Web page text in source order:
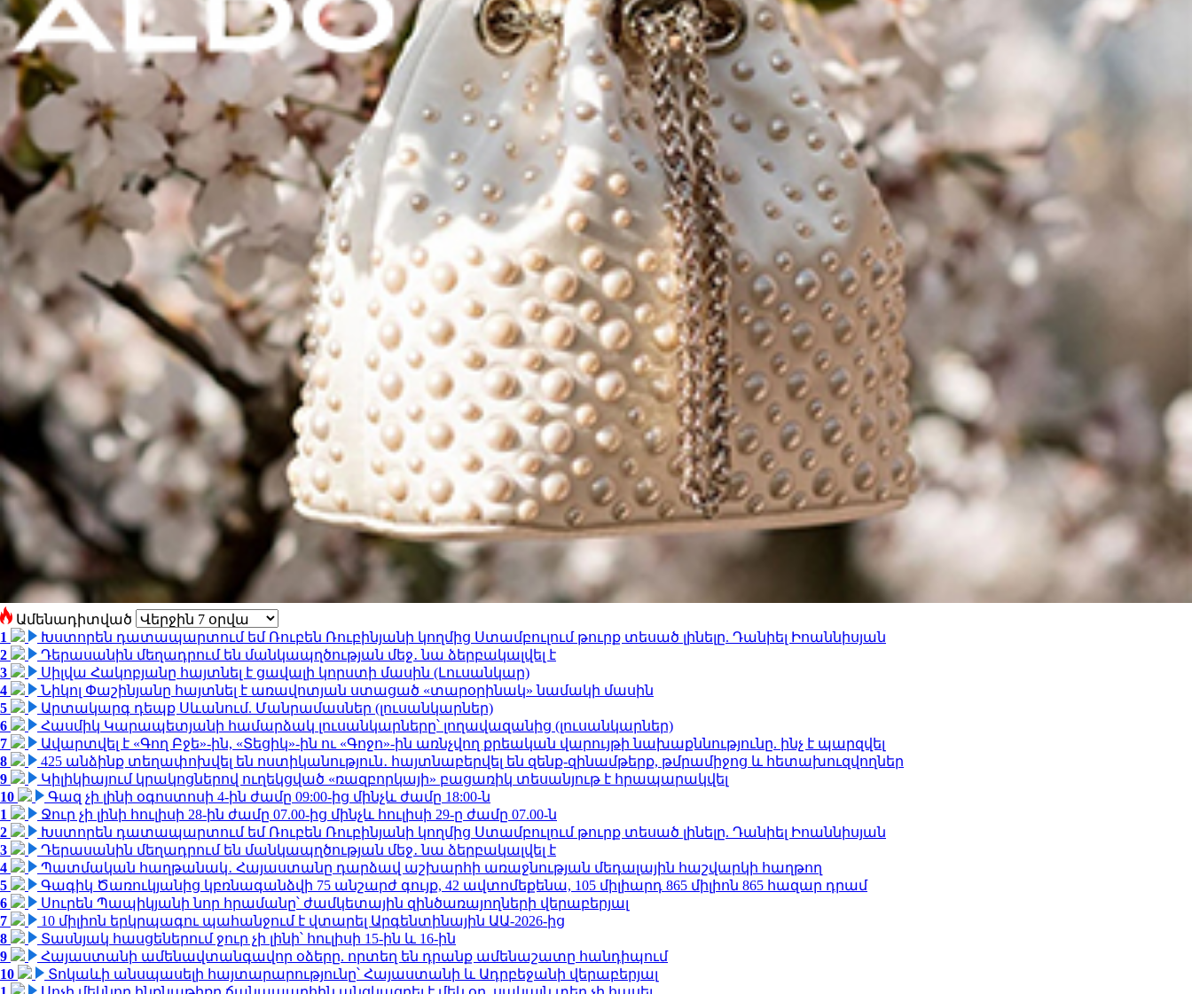
Ամենադիտված
1
Խստորեն դատապարտում եմ Ռուբեն Ռուբինյանի կողմից Ստամբուլում թուրք տեսած լինելը. Դանիել Իոաննիսյան
2
Դերասանին մեղադրում են մանկապղծության մեջ․ նա ձերբակալվել է
3
Սիլվա Հակոբյանը հայտնել է ցավալի կորստի մասին (Լուսանկար)
4
Նիկոլ Փաշինյանը հայտնել է առավոտյան ստացած «տարօրինակ» նամակի մասին
5
Արտակարգ դեպք Սևանում. Մանրամասներ (լուսանկարներ)
6
Հասմիկ Կարապետյանի համարձակ լուսանկարները՝ լողավազանից (լուսանկարներ)
7
Ավարտվել է «Գող Բջե»-ին, «Տեցիկ»-ին ու «Գոջո»-ին առնչվող քրեական վարույթի նախաքննությունը. ինչ է պարզվել
8
425 անձինք տեղափոխվել են ոստիկանություն․ հայտնաբերվել են զենք-զինամթերք, թմրամիջոց և հետախուզվողներ
9
Կիլիկիայում կրակոցներով ուղեկցված «ռազբորկայի» բացառիկ տեսանյութ է հրապարակվել
10
Գազ չի լինի օգոստոսի 4-ին ժամը 09:00-ից մինչև ժամը 18:00-ն
1
Ջուր չի լինի հուլիսի 28-ին ժամը 07.00-ից մինչև հուլիսի 29-ը ժամը 07.00-ն
2
Խստորեն դատապարտում եմ Ռուբեն Ռուբինյանի կողմից Ստամբուլում թուրք տեսած լինելը. Դանիել Իոաննիսյան
3
Դերասանին մեղադրում են մանկապղծության մեջ․ նա ձերբակալվել է
4
Պատմական հաղթանակ․ Հայաստանը դարձավ աշխարհի առաջնության մեդալային հաշվարկի հաղթող
5
Գագիկ Ծառուկյանից կբռնագանձվի 75 անշարժ գույք, 42 ավտոմեքենա, 105 միլիարդ 865 միլիոն 865 հազար դրամ
6
Սուրեն Պապիկյանի նոր հրամանը՝ ժամկետային զինծառայողների վերաբերյալ
7
10 միլիոն երկրպագու պահանջում է վտարել Արգենտինային ԱԱ-2026-ից
8
Տասնյակ հասցեներում ջուր չի լինի՝ հուլիսի 15-ին և 16-ին
9
Հայաստանի ամենավտանգավոր օձերը. որտեղ են դրանք ամենաշատը հանդիպում
10
Տոկաևի անսպասելի հայտարարությունը՝ Հայաստանի և Ադրբեջանի վերաբերյալ